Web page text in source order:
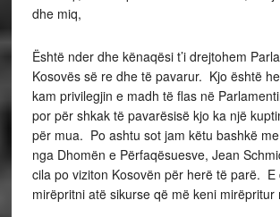
dhe miq,
Është nder dhe kënaqësi t’i drejtohem
Kosovës së re dhe të pavarur. Kjo është
kam privilegjin e madh të flas në
por për shkak të pavarësisë kjo ka një
për mua. Po ashtu sot jam këtu bashkë
nga Dhomën e Përfaqësuesve, Jean
cila po viziton Kosovën për herë të parë. E
mirëpritni atë sikurse që më keni mirëpritur